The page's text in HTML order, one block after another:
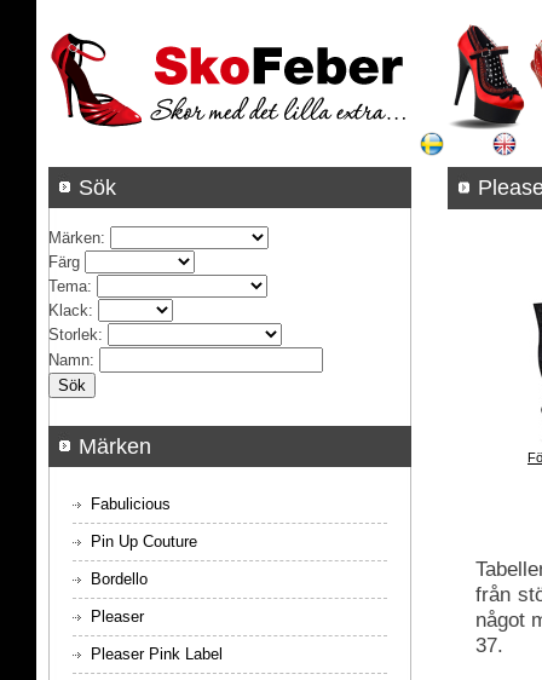
från
något
37.
Sök
Märken:
Färg
Tema:
Klack:
Storlek:
Namn:
Märken
Fabulicious
Pin Up Couture
Bordello
Pleaser
Pleaser Pink Label